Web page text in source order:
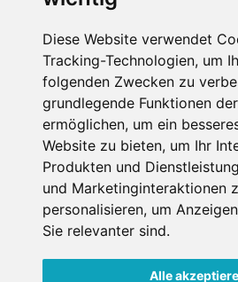
Diese Website verwendet
Tracking-Technologien, um
folgenden Zwecken zu
grundlegende Funktionen
ermöglichen, um ein
Website zu bieten, um Ihr
Produkten und
und Marketinginteraktionen
personalisieren, um
Sie relevanter sind.
Alle
Holiday Apartment Sillian
Sillian 132
9920 Sillian
Tirol
Österreich
Telefon
+393358039900